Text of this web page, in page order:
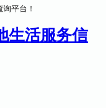
平台！
生活服务信